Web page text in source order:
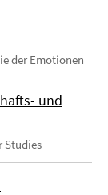
der Emotionen
und
Studies